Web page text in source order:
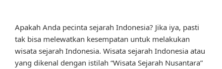
Apakah Anda pecinta sejarah Indonesia? Jika iya, pasti
tak bisa melewatkan kesempatan untuk melakukan
wisata sejarah Indonesia. Wisata sejarah Indonesia atau
yang dikenal dengan istilah “Wisata Sejarah Nusantara”